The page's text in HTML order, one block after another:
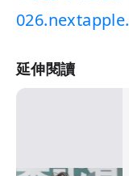
延伸閱讀